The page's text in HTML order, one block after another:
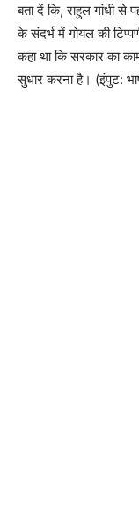
बता दें कि, राहुल गांधी से
के संदर्भ में गोयल की
कहा था कि सरकार का
सुधार करना है। (इंपुट: